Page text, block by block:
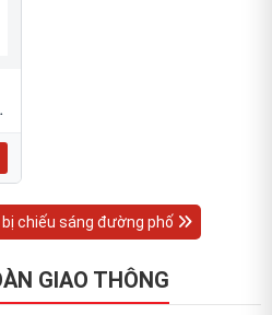
chiếu sáng đường phố
GIAO THÔNG